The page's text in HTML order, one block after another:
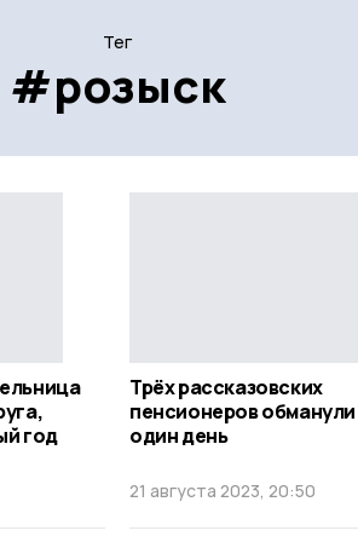
Тег
#розыск
год
Трёх рассказовских
пенсионеров обманули
один день
21 августа 2023, 20:50